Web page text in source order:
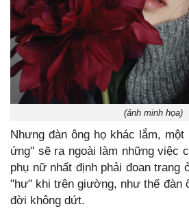
(ảnh minh họa)
Nhưng đàn ông họ khác lắm,
ứng" sẽ ra ngoài làm những việc
phụ nữ nhất định phải đoan trang
"hư" khi trên giường, như thế đàn
đời không dứt.